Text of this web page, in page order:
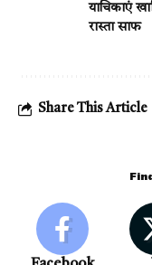
याचिकाएं
रास्ता साफ
Share This Article